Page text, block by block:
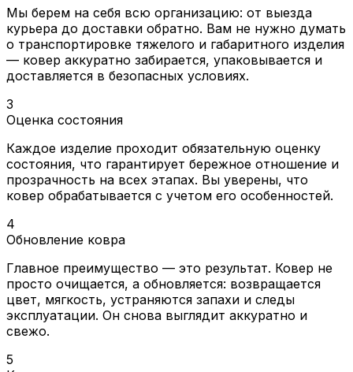
Мы берем на себя всю организацию: от выезда
курьера до доставки обратно. Вам не нужно думать
о транспортировке тяжелого и габаритного изделия
— ковер аккуратно забирается, упаковывается и
доставляется в безопасных условиях.
3
Оценка состояния
Каждое изделие проходит обязательную оценку
состояния, что гарантирует бережное отношение и
прозрачность на всех этапах. Вы уверены, что
ковер обрабатывается с учетом его особенностей.
4
Обновление ковра
Главное преимущество — это результат. Ковер не
просто очищается, а обновляется: возвращается
цвет, мягкость, устраняются запахи и следы
эксплуатации. Он снова выглядит аккуратно и
свежо.
5